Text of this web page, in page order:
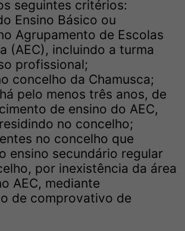
seguintes critérios:
Ensino Básico ou
Agrupamento de Escolas
(AEC), incluindo a turma
profissional;
concelho da Chamusca;
pelo menos três anos, de
de ensino do AEC,
no concelho;
no concelho que
ensino secundário regular
por inexistência da área
AEC, mediante
de comprovativo de